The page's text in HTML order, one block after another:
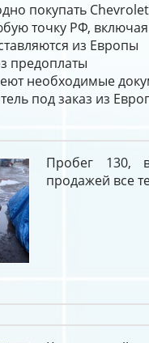
покупать
точку РФ,
из Европы
предоплаты
необходимые
под заказ из
Пробег 130,
продажей все